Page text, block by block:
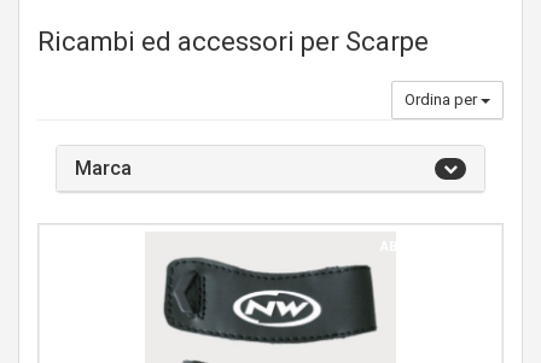
Ricambi ed accessori per Scarpe
Ordina per
Marca